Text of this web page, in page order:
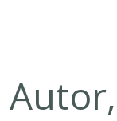
Autor,